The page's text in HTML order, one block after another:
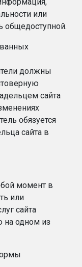
или
общедоступной.
должны
сайта
обязуется
сайта в
момент в
или
сайта
на одном из